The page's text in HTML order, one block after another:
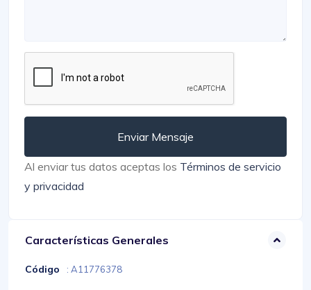
Enviar Mensaje
Al enviar tus datos aceptas los Términos de servicio
y privacidad
Características Generales
Código : A11776378